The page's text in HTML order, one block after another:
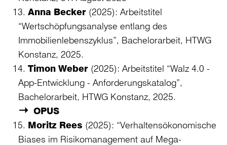
Anna Becker (2025): Arbeitstitel
“Wertschöpfungsanalyse entlang des
Immobilienlebenszyklus”, Bachelorarbeit, HTWG
Konstanz, 2025.
Timon Weber (2025): Arbeitstitel “Walz 4.0 -
App-Entwicklung - Anforderungskatalog”,
Bachelorarbeit, HTWG Konstanz, 2025.
OPUS
Moritz Rees (2025): “Verhaltensökonomische
Biases im Risikomanagement auf Mega-